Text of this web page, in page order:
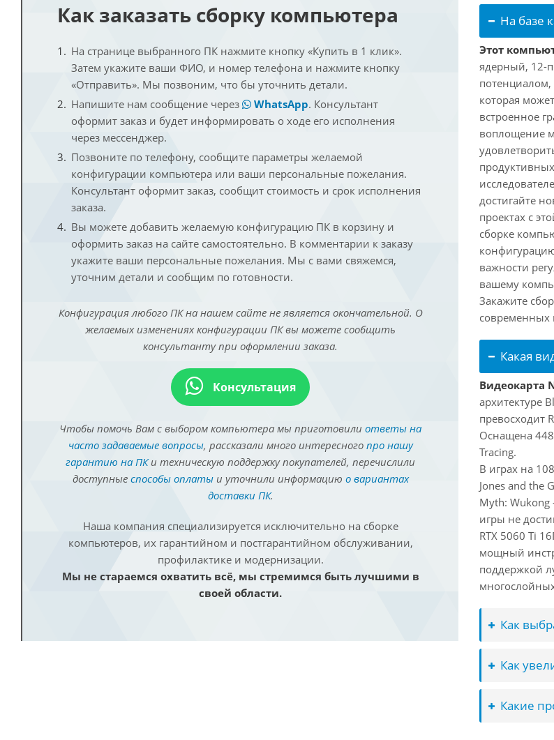
Как заказать сборку компьютера
На странице выбранного ПК нажмите кнопку «Купить в 1 клик».
Затем укажите ваши ФИО, и номер телефона и нажмите кнопку
«Отправить». Мы позвоним, что бы уточнить детали.
Напишите нам сообщение через
WhatsApp. Консультант
оформит заказ и будет информировать о ходе его исполнения
через мессенджер.
Позвоните по телефону, сообщите параметры желаемой
конфигурации компьютера или ваши персональные пожелания.
Консультант оформит заказ, сообщит стоимость и срок исполнения
заказа.
Вы можете добавить желаемую конфигурацию ПК в корзину и
оформить заказ на сайте самостоятельно. В комментарии к заказу
укажите ваши персональные пожелания. Мы с вами свяжемся,
уточним детали и сообщим по готовности.
Конфигурация любого ПК на нашем сайте не является окончательной. О
желаемых изменениях конфигурации ПК вы можете сообщить
консультанту при оформлении заказа.
Консультация
Чтобы помочь Вам с выбором компьютера мы приготовили ответы на
часто задаваемые вопросы, рассказали много интересного про нашу
гарантию на ПКи техническую поддержку покупателей, перечислили
доступные способы оплатыи уточнили информацию о вариантах
доставки ПК.
Наша компания специализируется исключительно на сборке
компьютеров, их гарантийном и постгарантийном обслуживании,
профилактике и модернизации.
Мы не стараемся охватить всё, мы стремимся быть лучшими в
своей области.
На базе
Этот
ядерный, 12-
потенциалом,
которая
встроенное
воплощение
достигайте
проектах с
сборке
важности
вашему
Закажите
современных
Какая
Видеокарта
архитектуре
превосходит
Оснащена
Tracing.
В играх на
Jones and the
Myth:
игры не
RTX 5060 Ti
мощный
поддержкой
Как
Как
Какие